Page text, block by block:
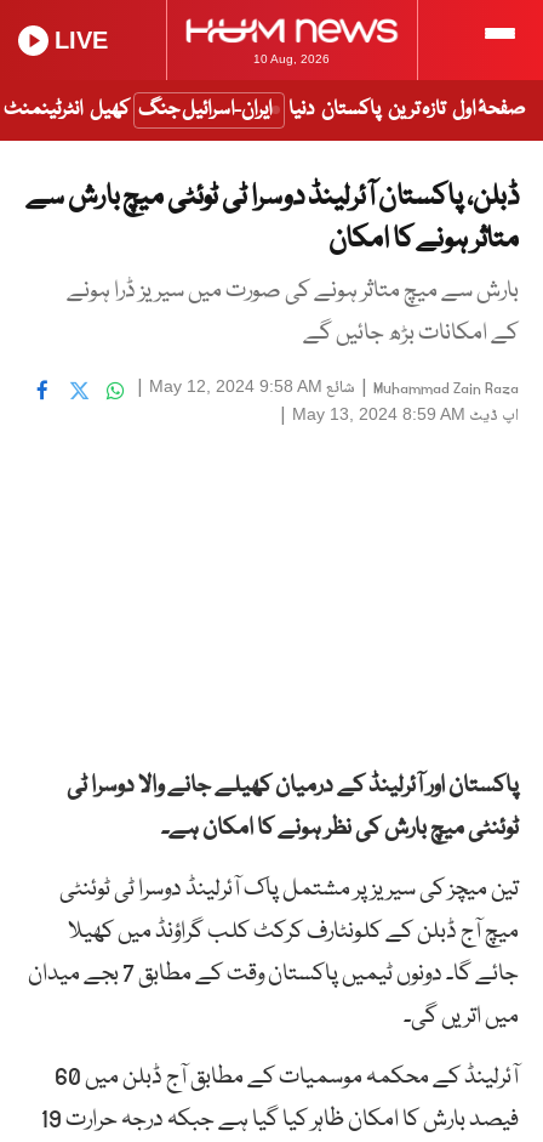
10 Aug, 2026
LIVE
صفحۂ اول تازہ ترین پاکستان دنیا ایران-اسرائیل جنگ کھیل انٹرٹینمنٹ
ڈبلن، پاکستان آئرلینڈ دوسرا ٹی ٹوئٹی میچ بارش سے
متاثر ہونے کا امکان
بارش سے میچ متاثر ہونے کی صورت میں سیریز ڈرا ہونے
کے امکانات بڑھ جائیں گے
Muhammad Zain Raza
| شائع May 12, 2024 9:58 AM
|
اپ ڈیٹ May 13, 2024 8:59 AM
|
پاکستان اور آئرلینڈ کے درمیان کھیلے جانے والا دوسرا ٹی
ٹوئنٹی میچ بارش کی نظر ہونے کا امکان ہے۔
تین میچز کی سیریز پر مشتمل پاک آئرلینڈ دوسرا ٹی ٹوئنٹی
میچ آج ڈبلن کے کلونٹارف کرکٹ کلب گراؤنڈ میں کھیلا
جائے گا۔ دونوں ٹیمیں پاکستان وقت کے مطابق 7 بجے میدان
میں اتریں گی۔
آئرلینڈ کے محکمہ موسمیات کے مطابق آج ڈبلن میں 60
فیصد بارش کا امکان ظاہر کیا گیا ہے جبکہ درجہ حرارت 19